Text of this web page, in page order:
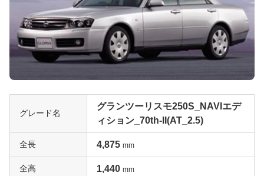
グレード名
グランツーリスモ250S_NAVIエデ
ィション_70th-II(AT_2.5)
全長 4,875 mm
全高 1,440 mm